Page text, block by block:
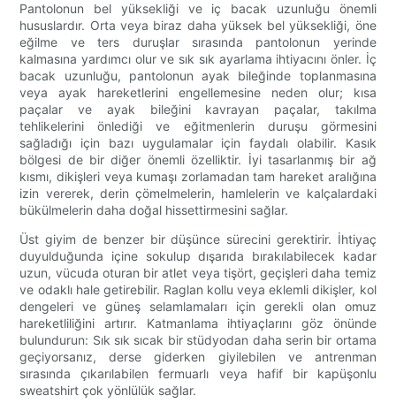
Pantolonun bel yüksekliği ve iç bacak uzunluğu önemli
hususlardır. Orta veya biraz daha yüksek bel yüksekliği, öne
eğilme ve ters duruşlar sırasında pantolonun yerinde
kalmasına yardımcı olur ve sık sık ayarlama ihtiyacını önler. İç
bacak uzunluğu, pantolonun ayak bileğinde toplanmasına
veya ayak hareketlerini engellemesine neden olur; kısa
paçalar ve ayak bileğini kavrayan paçalar, takılma
tehlikelerini önlediği ve eğitmenlerin duruşu görmesini
sağladığı için bazı uygulamalar için faydalı olabilir. Kasık
bölgesi de bir diğer önemli özelliktir. İyi tasarlanmış bir ağ
kısmı, dikişleri veya kumaşı zorlamadan tam hareket aralığına
izin vererek, derin çömelmelerin, hamlelerin ve kalçalardaki
bükülmelerin daha doğal hissettirmesini sağlar.
Üst giyim de benzer bir düşünce sürecini gerektirir. İhtiyaç
duyulduğunda içine sokulup dışarıda bırakılabilecek kadar
uzun, vücuda oturan bir atlet veya tişört, geçişleri daha temiz
ve odaklı hale getirebilir. Raglan kollu veya eklemli dikişler, kol
dengeleri ve güneş selamlamaları için gerekli olan omuz
hareketliliğini artırır. Katmanlama ihtiyaçlarını göz önünde
bulundurun: Sık sık sıcak bir stüdyodan daha serin bir ortama
geçiyorsanız, derse giderken giyilebilen ve antrenman
sırasında çıkarılabilen fermuarlı veya hafif bir kapüşonlu
sweatshirt çok yönlülük sağlar.